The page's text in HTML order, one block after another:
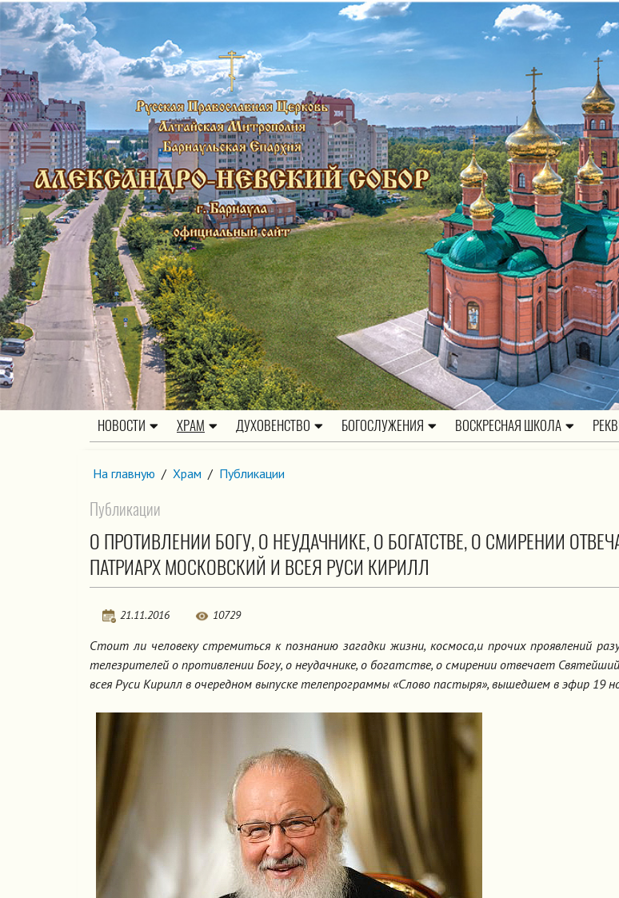
НОВОСТИ ХРАМ ДУХОВЕНСТВО БОГОСЛУЖЕНИЯ ВОСКРЕСНАЯ ШКОЛА
На главную / Храм / Публикации
Публикации
О ПРОТИВЛЕНИИ БОГУ, О НЕУДАЧНИКЕ, О БОГАТСТВЕ, О СМИРЕНИИ
ПАТРИАРХ МОСКОВСКИЙ И ВСЕЯ РУСИ КИРИЛЛ
21.11.2016 10729
Стоит ли человеку стремиться к познанию загадки жизни, космоса,и прочих проявлений
телезрителей о противлении Богу, о неудачнике, о богатстве, о смирении отвечает
всея Руси Кирилл в очередном выпуске телепрограммы «Слово пастыря», вышедшем в эфир 19